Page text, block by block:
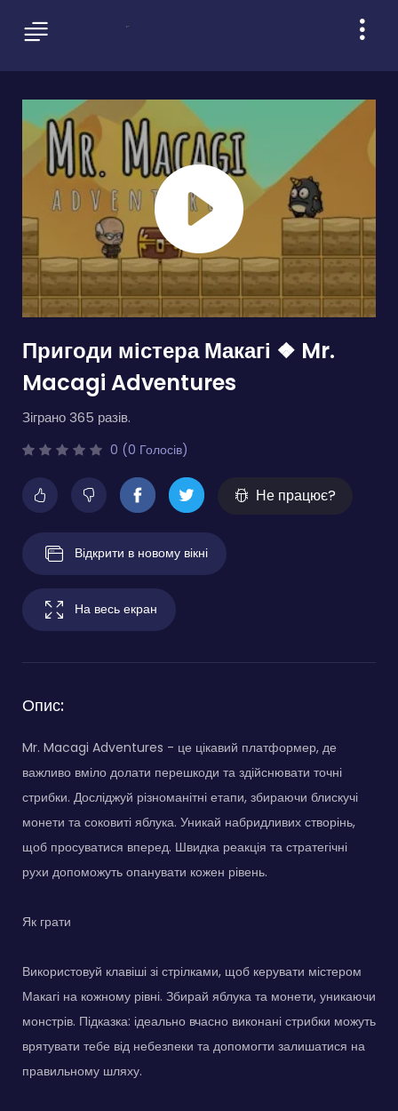
Пригоди містера Макагі ❖ Mr.
Macagi Adventures
Зіграно 365 разів.
0 (0 Голосів)
Не працює?
Відкрити в новому вікні
На весь екран
Опис:
Mr. Macagi Adventures - це цікавий платформер, де
важливо вміло долати перешкоди та здійснювати точні
стрибки. Досліджуй різноманітні етапи, збираючи блискучі
монети та соковиті яблука. Уникай набридливих створінь,
щоб просуватися вперед. Швидка реакція та стратегічні
рухи допоможуть опанувати кожен рівень.
Як грати
Використовуй клавіші зі стрілками, щоб керувати містером
Макагі на кожному рівні. Збирай яблука та монети, уникаючи
монстрів. Підказка: ідеально вчасно виконані стрибки можуть
врятувати тебе від небезпеки та допомогти залишатися на
правильному шляху.